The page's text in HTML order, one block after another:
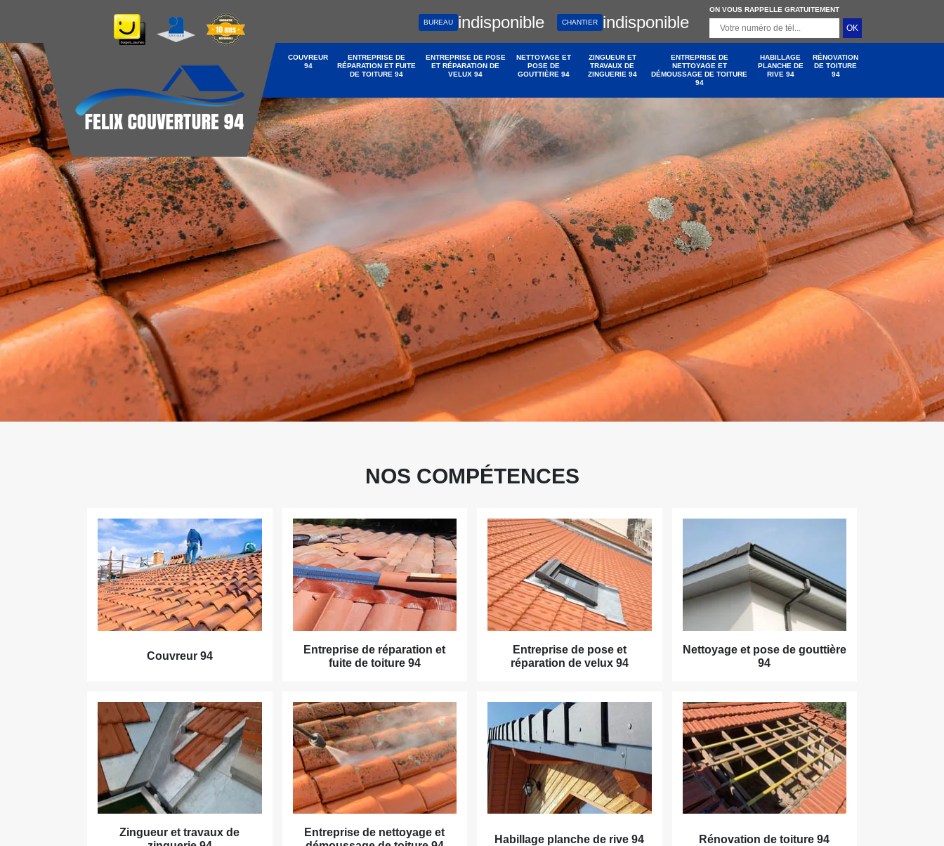
BUREAU indisponible CHANTIER indisponible
ON VOUS RAPPELLE GRATUITEMENT
COUVREUR
94
ENTREPRISE DE
RÉPARATION ET FUITE
DE TOITURE 94
ENTREPRISE DE POSE
ET RÉPARATION DE
VELUX 94
NETTOYAGE ET
POSE DE
GOUTTIÈRE 94
ZINGUEUR ET
TRAVAUX DE
ZINGUERIE 94
ENTREPRISE DE
NETTOYAGE ET
DÉMOUSSAGE DE TOITURE
94
HABILLAGE
PLANCHE DE
RIVE 94
RÉNOVATION
DE TOITURE
94
NOS COMPÉTENCES
Couvreur 94
Entreprise de réparation et
fuite de toiture 94
Entreprise de pose et
réparation de velux 94
Nettoyage et pose de gouttière
94
Zingueur et travaux de
Entreprise de nettoyage et
Habillage planche de rive 94 Rénovation de toiture 94